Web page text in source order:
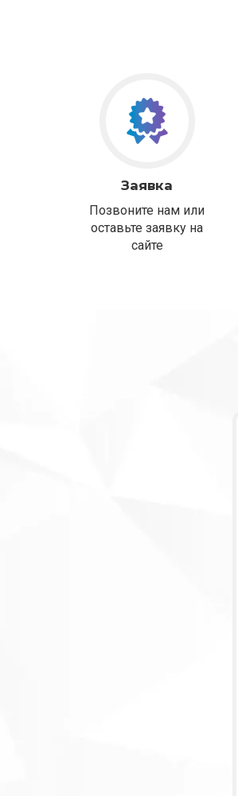
Заявка
Позвоните нам или
оставьте заявку на
сайте